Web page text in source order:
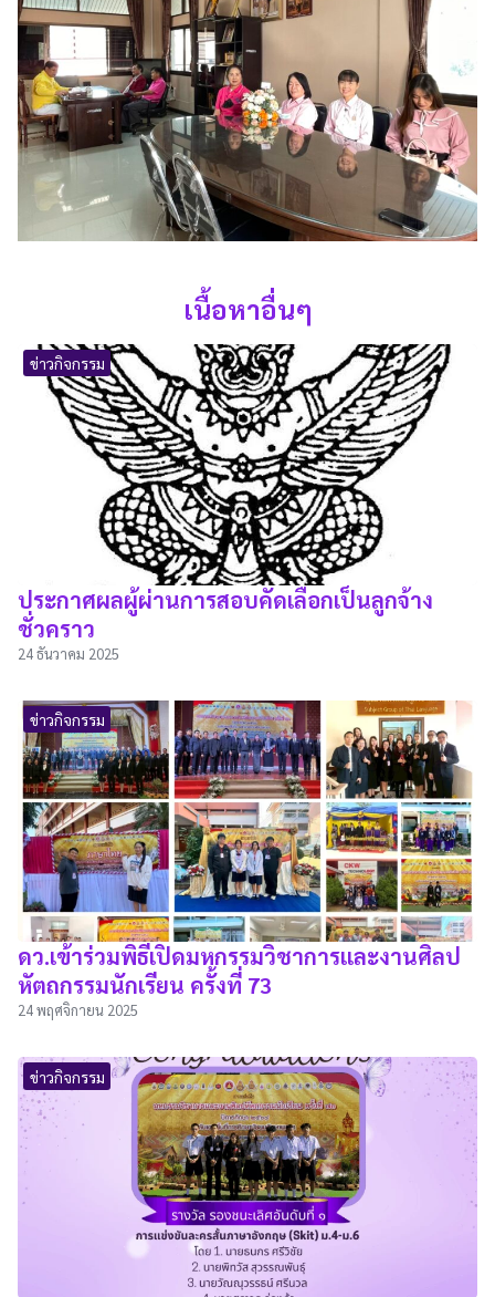
เนื้อหาอื่นๆ
ข่าวกิจกรรม
ประกาศผลผู้ผ่านการสอบคัดเลือกเป็นลูกจ้าง
ชั่วคราว
24 ธันวาคม 2025
ข่าวกิจกรรม
ดว.เข้าร่วมพิธีเปิดมหกรรมวิชาการและงานศิลป
หัตถกรรมนักเรียน ครั้งที่ 73
24 พฤศจิกายน 2025
ข่าวกิจกรรม